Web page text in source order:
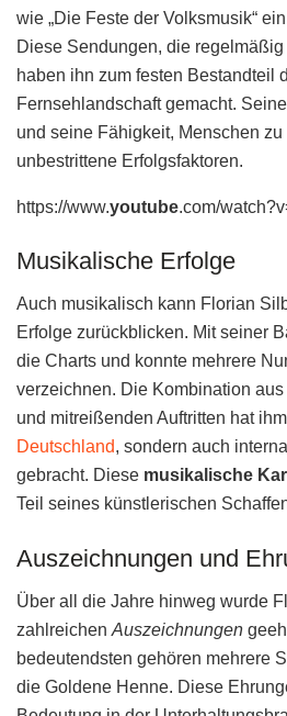
wie „Die Feste der Volksmusik“
Diese Sendungen, die
haben ihn zum festen Bestandteil
Fernsehlandschaft gemacht.
und seine Fähigkeit, Menschen zu
unbestrittene Erfolgsfaktoren.
https://www.youtube.com/
Musikalische Erfolge
Auch musikalisch kann Florian
Erfolge zurückblicken. Mit seiner
die Charts und konnte mehrere
verzeichnen. Die Kombination
und mitreißenden Auftritten hat
Deutschland, sondern auch
gebracht. Diese musikalische
Teil seines künstlerischen
Auszeichnungen und
Über all die Jahre hinweg wurde
zahlreichen Auszeichnungen
bedeutendsten gehören mehrere
die Goldene Henne. Diese